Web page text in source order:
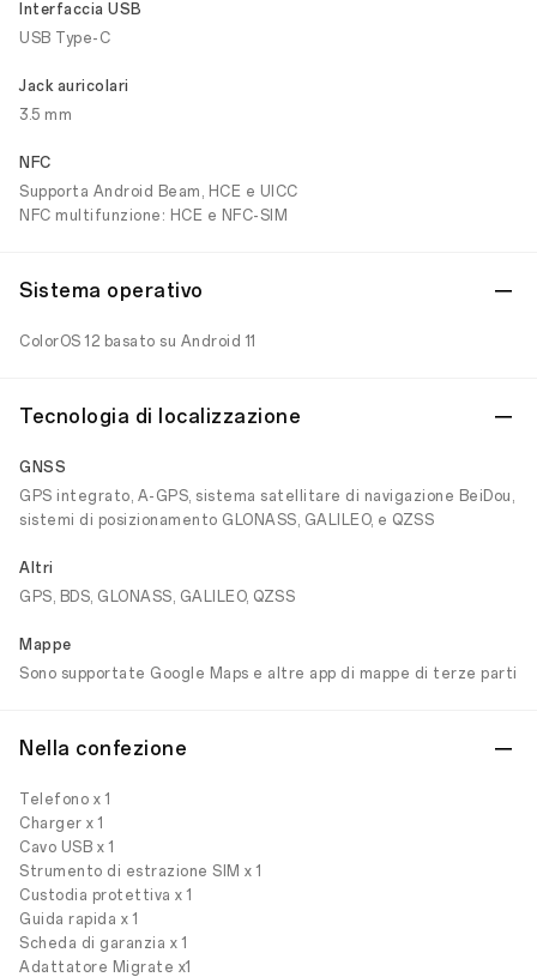
Interfaccia USB
USB Type-C
Jack auricolari
3.5 mm
NFC
Supporta Android Beam, HCE e UICC
NFC multifunzione: HCE e NFC-SIM
Sistema operativo
ColorOS 12 basato su Android 11
Tecnologia di localizzazione
GNSS
GPS integrato, A-GPS, sistema satellitare di navigazione BeiDou,
sistemi di posizionamento GLONASS, GALILEO, e QZSS
Altri
GPS, BDS, GLONASS, GALILEO, QZSS
Mappe
Sono supportate Google Maps e altre app di mappe di terze parti
Nella confezione
Telefono x 1
Charger x 1
Cavo USB x 1
Strumento di estrazione SIM x 1
Custodia protettiva x 1
Guida rapida x 1
Scheda di garanzia x 1
Adattatore Migrate x1